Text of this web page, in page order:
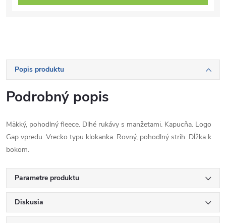
Popis produktu
Podrobný popis
Mäkký, pohodlný fleece. Dlhé rukávy s manžetami. Kapucňa. Logo
Gap vpredu. Vrecko typu klokanka. Rovný, pohodlný strih. Dĺžka k
bokom.
Parametre produktu
Diskusia